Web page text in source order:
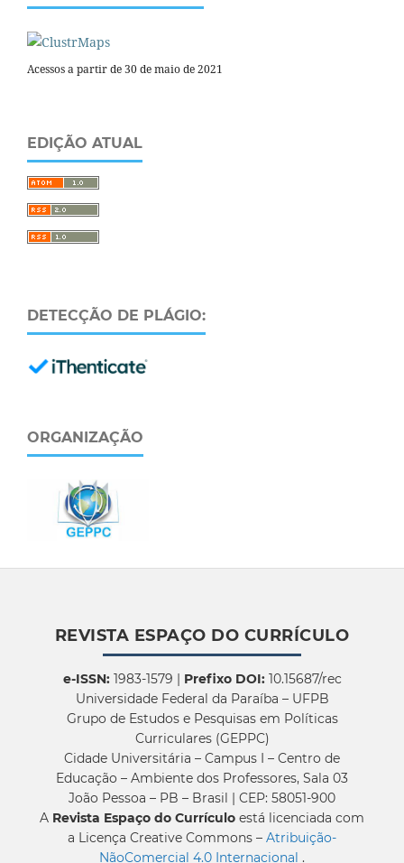
Acessos a partir de 30 de maio de 2021
EDIÇÃO ATUAL
DETECÇÃO DE PLÁGIO:
ORGANIZAÇÃO
REVISTA ESPAÇO DO CURRÍCULO
e-ISSN:1983-1579 | Prefixo DOI:10.15687/rec
Universidade Federal da Paraíba – UFPB
Grupo de Estudos e Pesquisas em Políticas
Curriculares (GEPPC)
Cidade Universitária – Campus I – Centro de
Educação – Ambiente dos Professores, Sala 03
João Pessoa – PB – Brasil | CEP: 58051-900
A Revista Espaço do Currículo está licenciada com
a Licença Creative Commons – Atribuição-
NãoComercial 4.0 Internacional .